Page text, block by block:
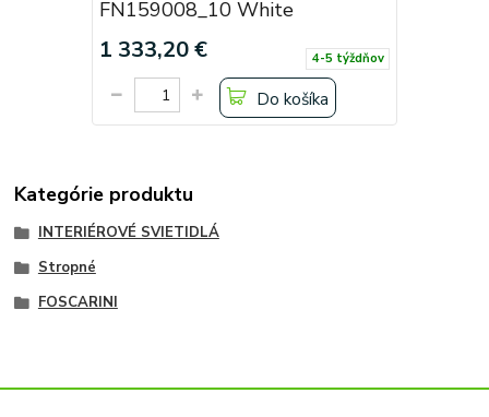
FN159008_10 White
1 333,20 € 4-5 týždňov
Do košíka
Kategórie produktu
INTERIÉROVÉ SVIETIDLÁ
Stropné
FOSCARINI